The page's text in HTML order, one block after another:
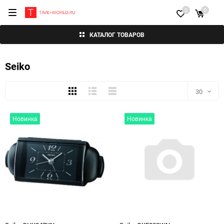
КАТАЛОГ ТОВАРОВ
0 0
Seiko
ПлиткаПодробноКомпактно 30
150
Новинка Новинка